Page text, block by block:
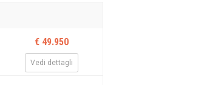
€ 49.950
Vedi dettagli